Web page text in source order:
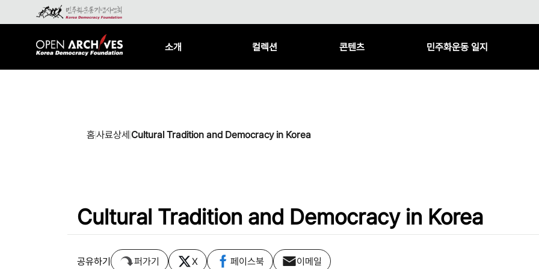
소개 컬렉션 콘텐츠 민주화운동 일지
홈사료상세Cultural Tradition and Democracy in Korea
Cultural Tradition and Democracy in Korea
공유하기 퍼가기 X 페이스북 이메일